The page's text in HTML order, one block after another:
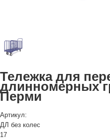
Тележка для
длинномерных
Перми
Артикул:
ДЛ без колес
17